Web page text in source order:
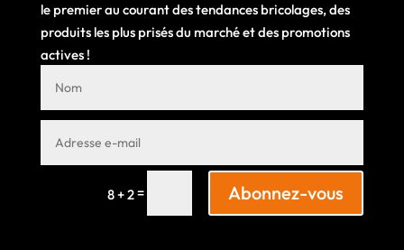
le premier au courant des tendances bricolages, des
produits les plus prisés du marché et des promotions
actives !
8 + 2= Abonnez-vous